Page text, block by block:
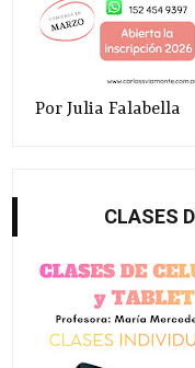
Por Julia Falabella
CLASES